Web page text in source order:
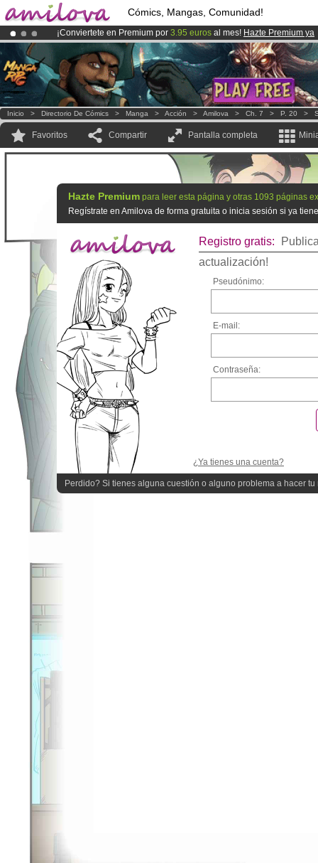
Cómics, Mangas, Comunidad!
¡Conviertete en Premium por 3.95 euros al mes! Hazte Premium ya
¡El Kickstarter Amilova está desormado lanzado!.
¡Ya tenemos 100000miembrosy 1000 Cómics y Mangas!.
Inicio > Directorio De Cómics > Manga > Acción > Amilova > Ch. 7 > P. 20 >
Favoritos Compartir Pantalla completa
Hazte Premium para leer esta página y otras 1093 páginas
Regístrate en Amilova de forma gratuita o inicia sesión si ya
Registro gratis:
actualización!
Pseudónimo:
E-mail:
Contraseña:
¿Ya tienes una cuenta?
Perdido? Si tienes alguna cuestión o alguno problema a hacer